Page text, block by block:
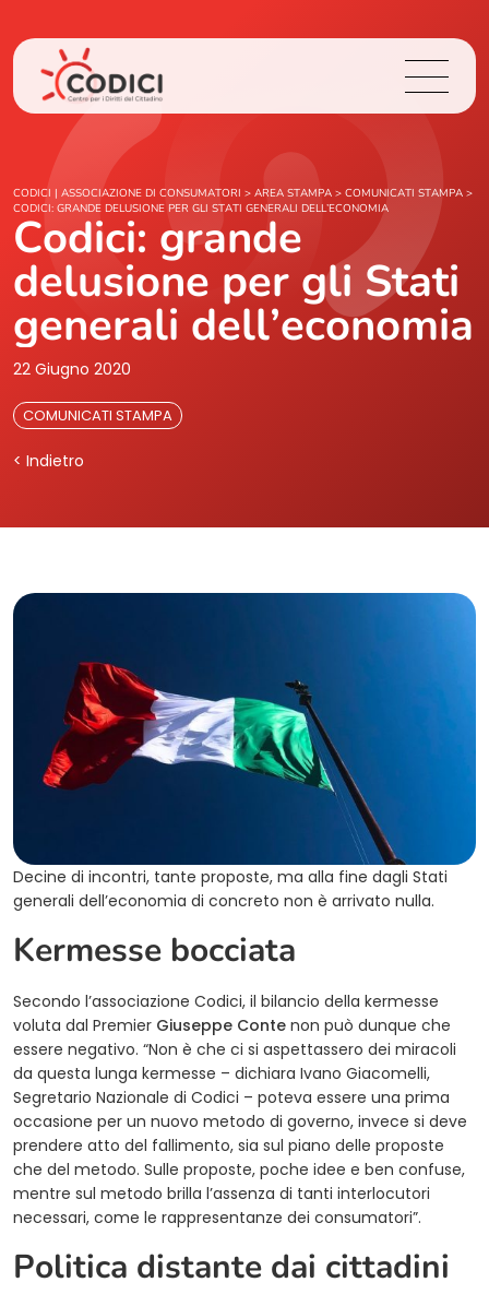
Chi Siamo
Cosa Facciamo
Area Stampa
CODICI | ASSOCIAZIONE DI CONSUMATORI > AREA STAMPA > COMUNICATI STAMPA >
CODICI: GRANDE DELUSIONE PER GLI STATI GENERALI DELL’ECONOMIA
Codici: grande
delusione per gli Stati
generali dell’economia
22 Giugno 2020
COMUNICATI STAMPA
< Indietro
Decine di incontri, tante proposte, ma alla fine dagli Stati
generali dell’economia di concreto non è arrivato nulla.
Kermesse bocciata
Secondo l’associazione Codici, il bilancio della kermesse
voluta dal Premier Giuseppe Conte non può dunque che
essere negativo. “Non è che ci si aspettassero dei miracoli
da questa lunga kermesse – dichiara Ivano Giacomelli,
Segretario Nazionale di Codici – poteva essere una prima
occasione per un nuovo metodo di governo, invece si deve
prendere atto del fallimento, sia sul piano delle proposte
che del metodo. Sulle proposte, poche idee e ben confuse,
mentre sul metodo brilla l’assenza di tanti interlocutori
necessari, come le rappresentanze dei consumatori”.
Politica distante dai cittadini